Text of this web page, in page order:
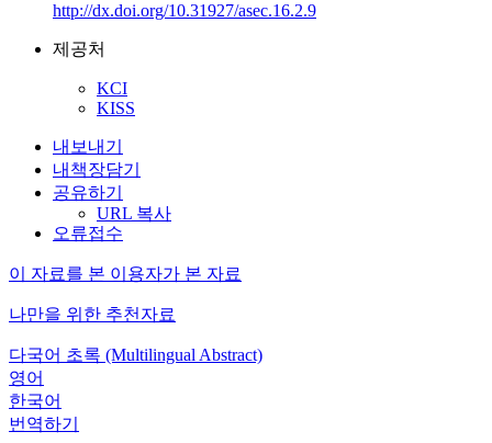
http://dx.doi.org/10.31927/asec.16.2.9
제공처
KCI
KISS
내보내기
내책장담기
공유하기
URL 복사
오류접수
이 자료를 본 이용자가 본 자료
나만을 위한 추천자료
다국어 초록 (Multilingual Abstract)
영어
한국어
번역하기